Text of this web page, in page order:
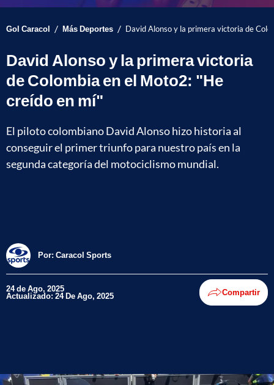
Gol Caracol / Más Deportes / David Alonso y la primera victoria de
David Alonso y la primera victoria
de Colombia en el Moto2: "He
creído en mí"
El piloto colombiano David Alonso hizo historia al
conseguir el primer triunfo para nuestro país en la
segunda categoría del motociclismo mundial.
Por: Caracol Sports
24 de Ago, 2025
Actualizado: 24 De Ago, 2025 Compartir